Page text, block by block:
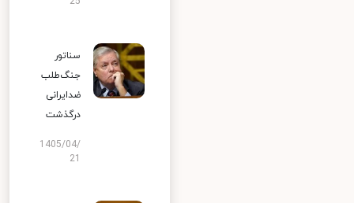
سناتور
جنگ‌طلب
ضدایرانی
درگذشت
1405/04/